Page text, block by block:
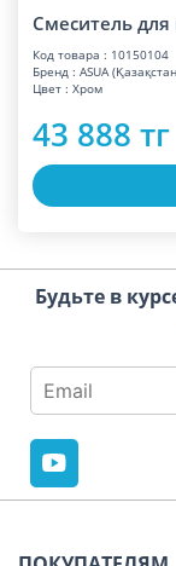
Смеситель для
Код товара : 10150104
Бренд : ASUA
Цвет : Хром
43 888 тг
Будьте в